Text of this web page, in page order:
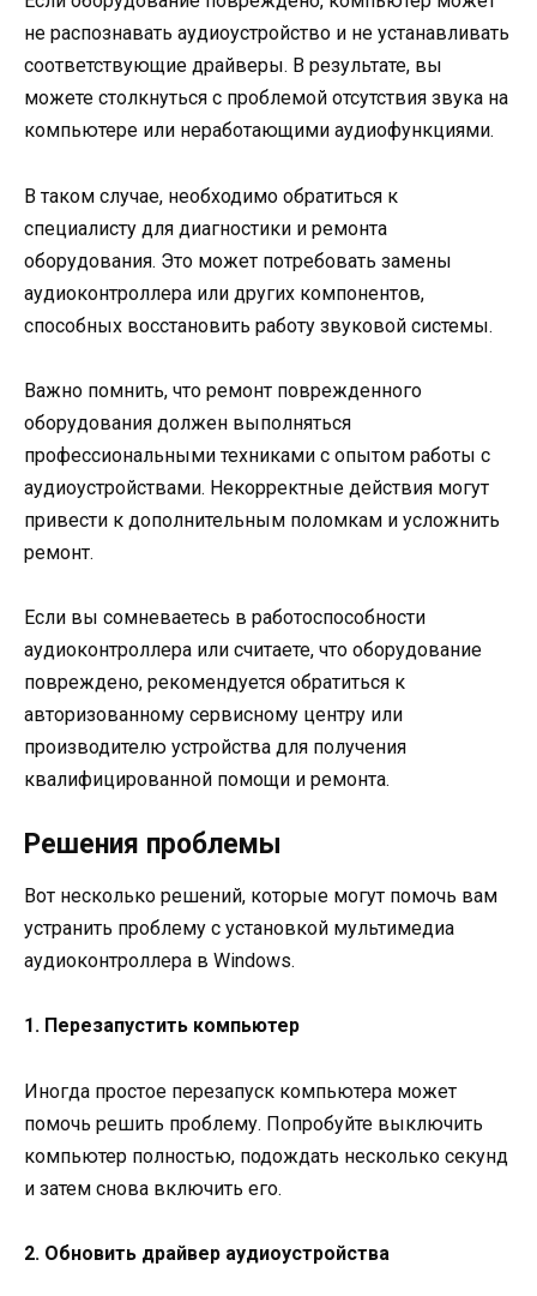
не распознавать аудиоустройство и не устанавливать
соответствующие драйверы. В результате, вы
можете столкнуться с проблемой отсутствия звука на
компьютере или неработающими аудиофункциями.
В таком случае, необходимо обратиться к
специалисту для диагностики и ремонта
оборудования. Это может потребовать замены
аудиоконтроллера или других компонентов,
способных восстановить работу звуковой системы.
Важно помнить, что ремонт поврежденного
оборудования должен выполняться
профессиональными техниками с опытом работы с
аудиоустройствами. Некорректные действия могут
привести к дополнительным поломкам и усложнить
ремонт.
Если вы сомневаетесь в работоспособности
аудиоконтроллера или считаете, что оборудование
повреждено, рекомендуется обратиться к
авторизованному сервисному центру или
производителю устройства для получения
квалифицированной помощи и ремонта.
Решения проблемы
Вот несколько решений, которые могут помочь вам
устранить проблему с установкой мультимедиа
аудиоконтроллера в Windows.
1. Перезапустить компьютер
Иногда простое перезапуск компьютера может
помочь решить проблему. Попробуйте выключить
компьютер полностью, подождать несколько секунд
и затем снова включить его.
2. Обновить драйвер аудиоустройства